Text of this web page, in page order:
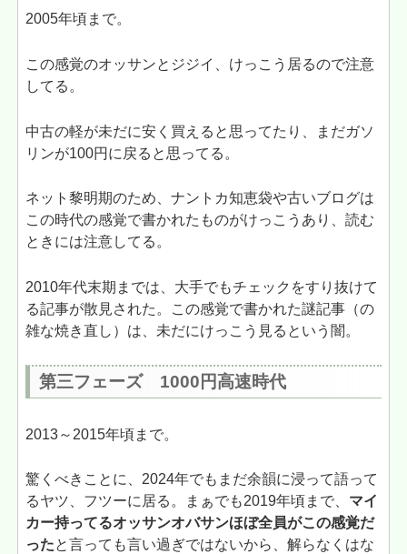
2005年頃まで。
この感覚のオッサンとジジイ、けっこう居るので注意
してる。
中古の軽が未だに安く買えると思ってたり、まだガソ
リンが100円に戻ると思ってる。
ネット黎明期のため、ナントカ知恵袋や古いブログは
この時代の感覚で書かれたものがけっこうあり、読む
ときには注意してる。
2010年代末期までは、大手でもチェックをすり抜けて
る記事が散見された。この感覚で書かれた謎記事（の
雑な焼き直し）は、未だにけっこう見るという闇。
第三フェーズ 1000円高速時代
2013～2015年頃まで。
驚くべきことに、2024年でもまだ余韻に浸って語って
るヤツ、フツーに居る。まぁでも2019年頃まで、 マイ
カー持ってるオッサンオバサンほぼ全員がこの感覚だ
ったと言っても言い過ぎではないから、解らなくはな